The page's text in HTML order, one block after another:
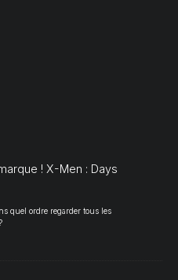
! X-Men : Days
quel ordre regarder tous les